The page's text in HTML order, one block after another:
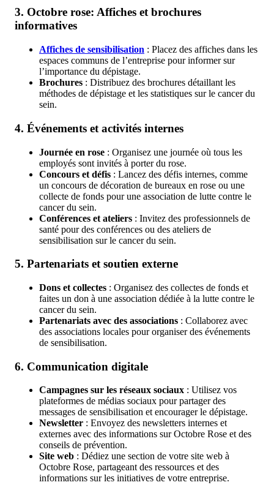
3. Octobre rose: Affiches et brochures
informatives
Affiches de sensibilisation : Placez des affiches dans les
espaces communs de l’entreprise pour informer sur
l’importance du dépistage.
Brochures : Distribuez des brochures détaillant les
méthodes de dépistage et les statistiques sur le cancer du
sein.
4. Événements et activités internes
Journée en rose : Organisez une journée où tous les
employés sont invités à porter du rose.
Concours et défis : Lancez des défis internes, comme
un concours de décoration de bureaux en rose ou une
collecte de fonds pour une association de lutte contre le
cancer du sein.
Conférences et ateliers : Invitez des professionnels de
santé pour des conférences ou des ateliers de
sensibilisation sur le cancer du sein.
5. Partenariats et soutien externe
Dons et collectes : Organisez des collectes de fonds et
faites un don à une association dédiée à la lutte contre le
cancer du sein.
Partenariats avec des associations : Collaborez avec
des associations locales pour organiser des événements
de sensibilisation.
6. Communication digitale
Campagnes sur les réseaux sociaux : Utilisez vos
plateformes de médias sociaux pour partager des
messages de sensibilisation et encourager le dépistage.
Newsletter : Envoyez des newsletters internes et
externes avec des informations sur Octobre Rose et des
conseils de prévention.
Site web : Dédiez une section de votre site web à
Octobre Rose, partageant des ressources et des
informations sur les initiatives de votre entreprise.